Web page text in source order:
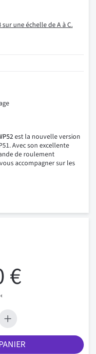
est la nouvelle version
Avec son excellente
de roulement
accompagner sur les
€